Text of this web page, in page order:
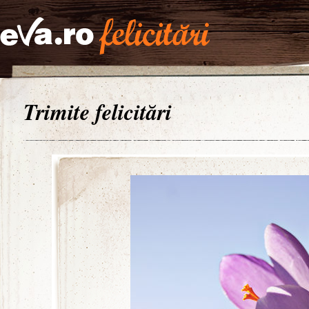
Trimite felicitări